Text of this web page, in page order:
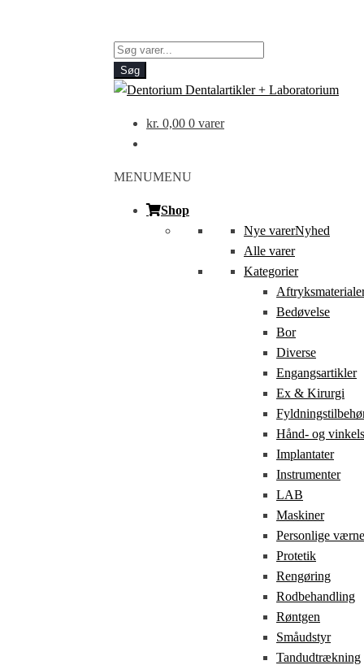
Products
search
Søg
kr. 0,00 0 varer
MENUMENU
Shop
Nye varerNyhed
Alle varer
Kategorier
Bedøvelse
Bor
Diverse
Engangsartikler
Ex & Kirurgi
Hånd- og
Implantater
Instrumenter
LAB
Maskiner
Personlige
Protetik
Rengøring
Rodbehandling
Røntgen
Småudstyr
Tandudtrækning